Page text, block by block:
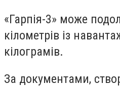
«Гарпія-3» може
кілометрів із
кілограмів.
За документами,